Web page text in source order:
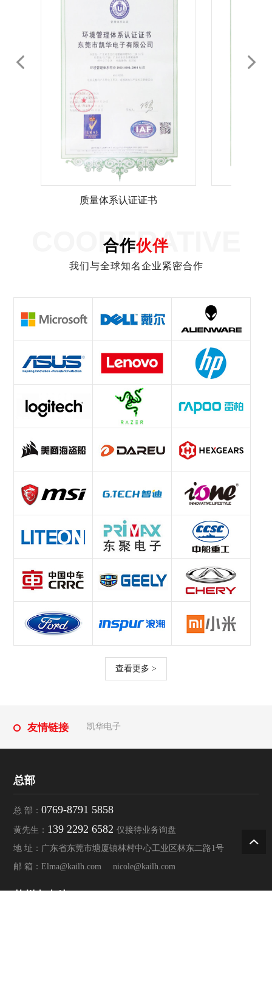
质量体系认证证书
合作伙伴
COOPERATIVE
我们与全球知名企业紧密合作
查看更多 >
友情链接 凯华电子
总部
总 部：0769-8791 5858
黄先生： 139 2292 6582 仅接待业务询盘
地 址：广东省东莞市塘厦镇林村中心工业区林东二路1号
邮 箱：Elma@kailh.com nicole@kailh.com